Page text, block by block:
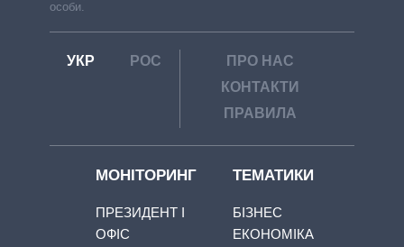
особи.
УКР РОС
ПРО НАС
КОНТАКТИ
ПРАВИЛА
МОНІТОРИНГ
ПРЕЗИДЕНТ І
ОФІС
ТЕМАТИКИ
БІЗНЕС
ЕКОНОМІКА